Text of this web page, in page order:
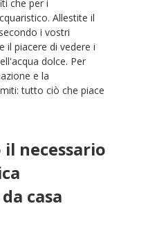
che per i
Allestite il
i vostri
il piacere di vedere i
dolce. Per
e la
tutto ciò che piace
necessario
casa